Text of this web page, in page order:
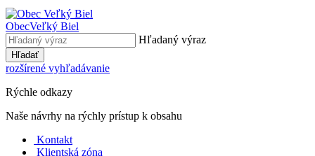
ObecVeľký Biel
Hľadaný výraz
Hľadať
rozšírené vyhľadávanie
Rýchle odkazy
Naše návrhy na rýchly prístup k obsahu
Kontakt
Klientská zóna